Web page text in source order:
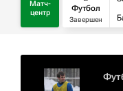
Матч-
центр
Футбол
Завершен